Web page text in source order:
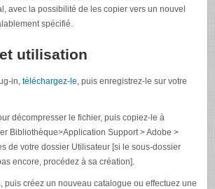
avec la possibilité de les copier vers un nouvel
spécifié.
utilisation
in, téléchargez-le , puis enregistrez-le sur votre
décompresser le fichier, puis copiez-le à
Bibliothèque>Application Support > Adobe >
de votre dossier Utilisateur [si le sous-dossier
encore, procédez à sa création].
puis créez un nouveau catalogue ou effectuez une